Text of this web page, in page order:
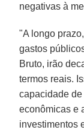
negativas à
"A longo
gastos
Bruto, irão
termos reais.
capacidade
econômicas e
investimentos